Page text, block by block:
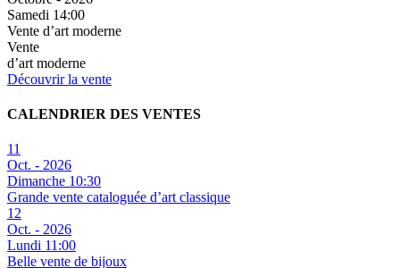
Samedi 14:00
Vente d’art moderne
Vente
d’art moderne
Découvrir la vente
CALENDRIER DES VENTES
11
Oct. - 2026
Dimanche 10:30
Grande vente cataloguée d’art classique
12
Oct. - 2026
Lundi 11:00
Belle vente de bijoux